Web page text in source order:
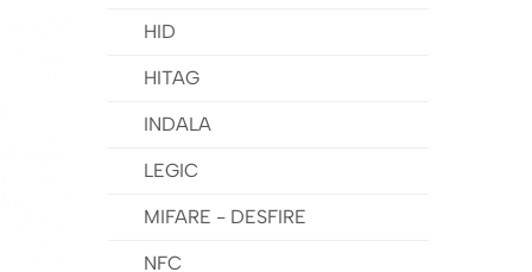
HID
HITAG
INDALA
LEGIC
MIFARE - DESFIRE
NFC